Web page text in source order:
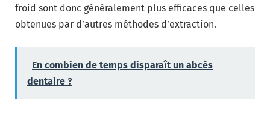
froid sont donc généralement plus efficaces que celles
obtenues par d’autres méthodes d’extraction.
En combien de temps disparaît un abcès
dentaire ?